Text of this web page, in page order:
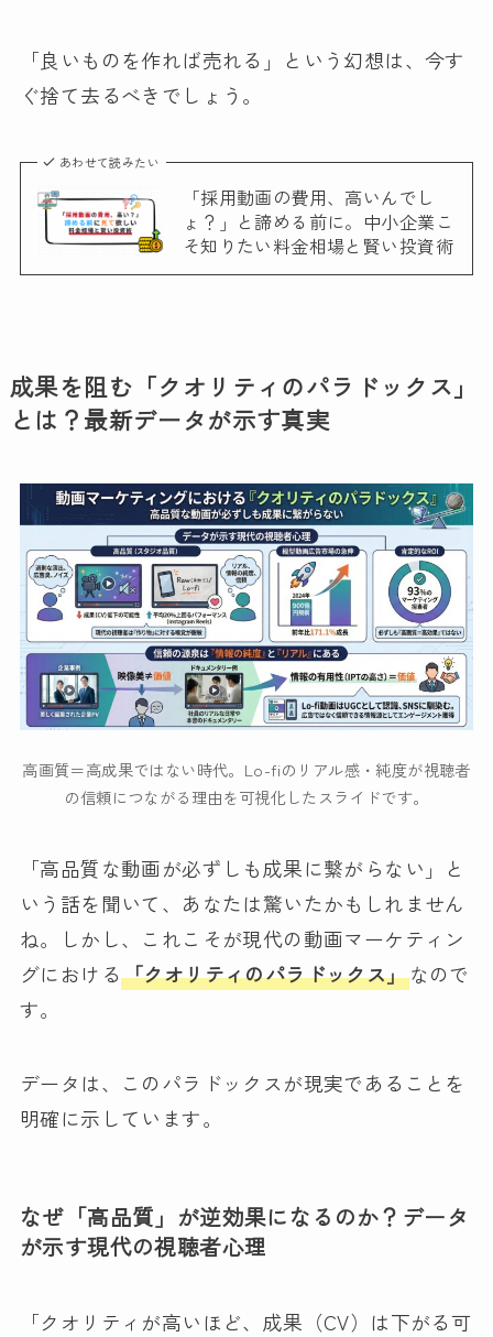
「良いものを作れば売れる」という幻想は、今す
ぐ捨て去るべきでしょう。
あわせて読みたい
「採用動画の費用、高いんでし
ょ？」と諦める前に。中小企業こ
そ知りたい料金相場と賢い投資術
成果を阻む「クオリティのパラドックス」
とは？最新データが示す真実
高画質＝高成果ではない時代。Lo-fiのリアル感・純度が視聴者
の信頼につながる理由を可視化したスライドです。
「高品質な動画が必ずしも成果に繋がらない」と
いう話を聞いて、あなたは驚いたかもしれません
ね。しかし、これこそが現代の動画マーケティン
グにおける「クオリティのパラドックス」なので
す。
データは、このパラドックスが現実であることを
明確に示しています。
なぜ「高品質」が逆効果になるのか？データ
が示す現代の視聴者心理
「クオリティが高いほど、成果（CV）は下がる可